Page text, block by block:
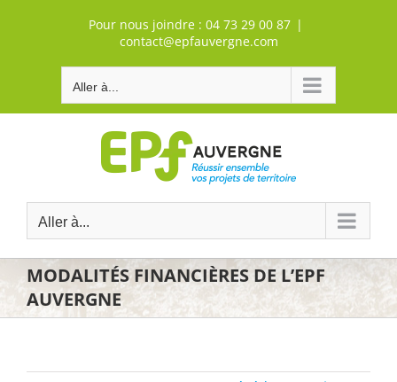
Pour nous joindre : 04 73 29 00 87 |
contact@epfauvergne.com
Aller à...
Aller à...
MODALITÉS FINANCIÈRES DE L’EPF
AUVERGNE